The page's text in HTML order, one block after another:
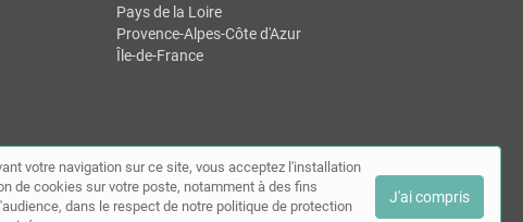
Pays de la Loire
Provence-Alpes-Côte d'Azur
Île-de-France
|Contact
votre navigation sur ce site, vous acceptez l'installation
de cookies sur votre poste, notamment à des fins
dans le respect de notre politique de protection
J'ai compris